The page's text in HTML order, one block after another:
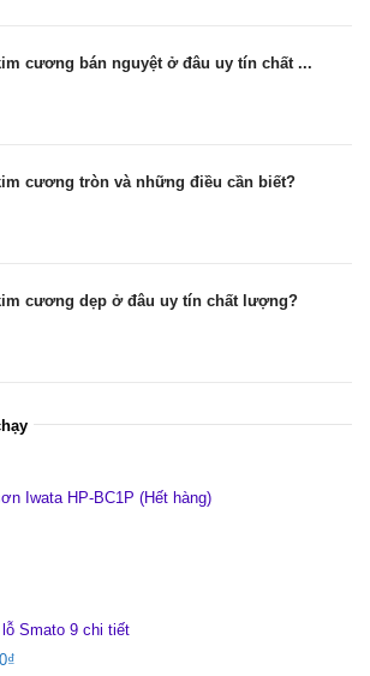
cương bán nguyệt ở đâu uy tín chất ...
cương tròn và những điều cần biết?
cương dẹp ở đâu uy tín chất lượng?
Iwata HP-BC1P (Hết hàng)
lỗ Smato 9 chi tiết
₫